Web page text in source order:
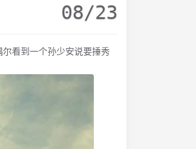
08/23
看到一个孙少安说要捶秀